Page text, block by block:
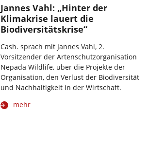
Jannes Vahl: „Hinter der
Klimakrise lauert die
Biodiversitätskrise“
Cash. sprach mit Jannes Vahl, 2.
Vorsitzender der Artenschutzorganisation
Nepada Wildlife, über die Projekte der
Organisation, den Verlust der Biodiversität
und Nachhaltigkeit in der Wirtschaft.
mehr